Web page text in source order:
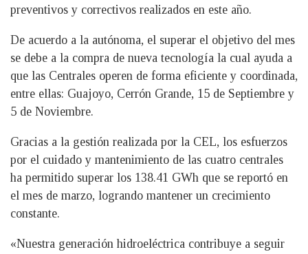
preventivos y correctivos realizados en este año.
De acuerdo a la autónoma, el superar el objetivo del mes
se debe a la compra de nueva tecnología la cual ayuda a
que las Centrales operen de forma eficiente y coordinada,
entre ellas: Guajoyo, Cerrón Grande, 15 de Septiembre y
5 de Noviembre.
Gracias a la gestión realizada por la CEL, los esfuerzos
por el cuidado y mantenimiento de las cuatro centrales
ha permitido superar los 138.41 GWh que se reportó en
el mes de marzo, logrando mantener un crecimiento
constante.
«Nuestra generación hidroeléctrica contribuye a seguir